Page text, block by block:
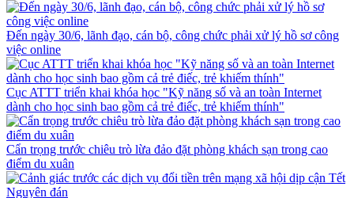
Đến ngày 30/6, lãnh đạo, cán bộ, công chức phải xử lý hồ sơ công
việc online
Cục ATTT triển khai khóa học "Kỹ năng số và an toàn Internet
dành cho học sinh bao gồm cả trẻ điếc, trẻ khiếm thính"
Cẩn trọng trước chiêu trò lừa đảo đặt phòng khách sạn trong cao
điểm du xuân